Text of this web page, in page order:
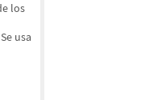
los
usa